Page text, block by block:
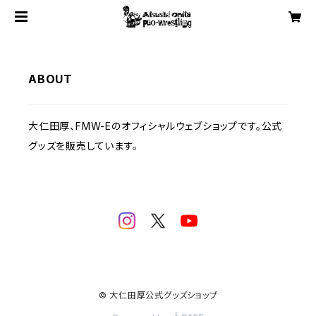
ABOUT
大仁田厚、FMW-Eのオフィシャルウェブショップです。公式
グッズを販売しています。
© 大仁田厚公式グッズショップ